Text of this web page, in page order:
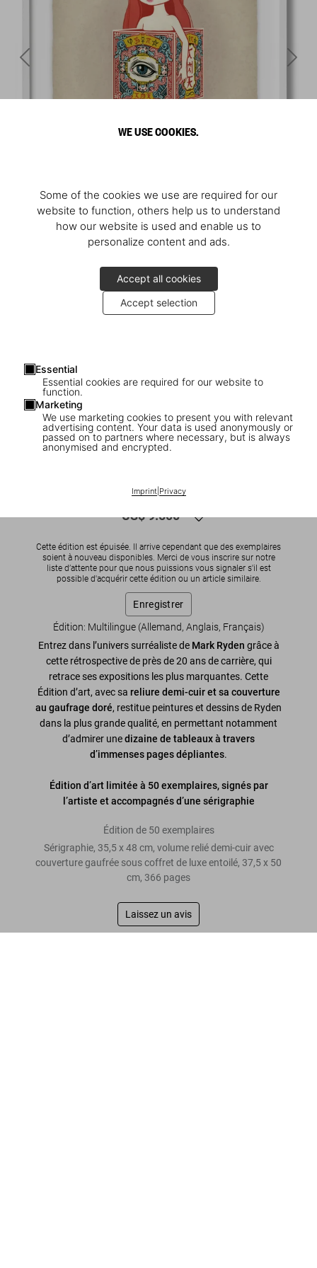
WE USE COOKIES.
Some of the cookies we use are required for our
website to function, others help us to understand
how our website is used and enable us to
personalize content and ads.
Accept all cookies
Accept selection
Essential
Essential cookies are required for our website to
function.
Marketing
We use marketing cookies to present you with relevant
advertising content. Your data is used anonymously or
passed on to partners where necessary, but is always
anonymised and encrypted.
Imprint| Privacy
1 / 11
Mark Ryden. Pinxit, Art Edition
US$ 9.500
Cette édition est épuisée. Il arrive cependant que des exemplaires
soient à nouveau disponibles. Merci de vous inscrire sur notre
liste d’attente pour que nous puissions vous signaler s'il est
possible d'acquérir cette édition ou un article similaire.
Enregistrer
Édition: Multilingue (Allemand, Anglais, Français)
Entrez dans l’univers surréaliste de Mark Ryden grâce à
cette rétrospective de près de 20 ans de carrière, qui
retrace ses expositions les plus marquantes. Cette
Édition d’art, avec sa reliure demi-cuir et sa couverture
au gaufrage doré, restitue peintures et dessins de Ryden
dans la plus grande qualité, en permettant notamment
d’admirer unedizaine de tableaux à travers
d’immenses pages dépliantes.
Édition d’art limitée à 50 exemplaires, signés par
l’artiste et accompagnés d’une sérigraphie
Édition de 50 exemplaires
Sérigraphie, 35,5 x 48 cm, volume relié demi-cuir avec
couverture gaufrée sous coffret de luxe entoilé, 37,5 x 50
cm, 366 pages
Laissez un avis